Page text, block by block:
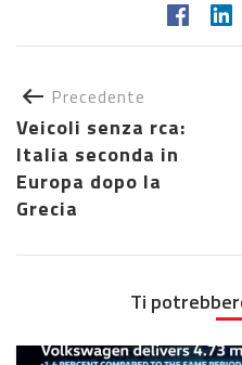
Precedente
Veicoli senza rca:
Italia seconda in
Europa dopo la
Grecia
Ti